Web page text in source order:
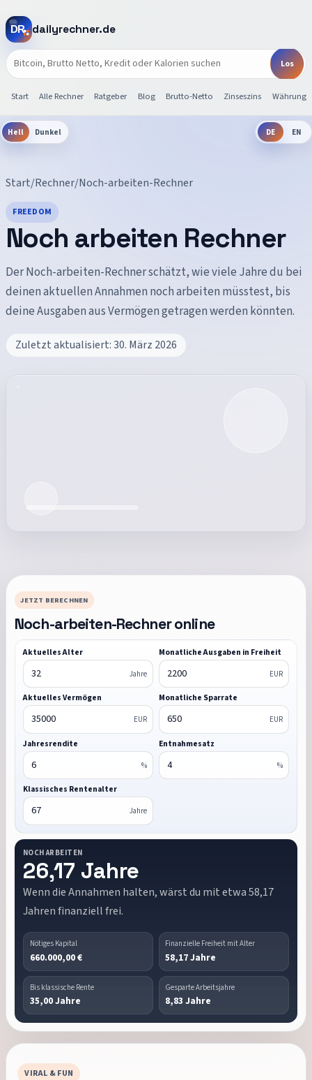
dailyrechner.de
Start Alle Rechner Ratgeber Blog Brutto-Netto Zinseszins
Hell Dunkel DE EN
Start/Rechner/Noch-arbeiten-Rechner
FREEDOM
Noch arbeiten Rechner
Der Noch-arbeiten-Rechner schätzt, wie viele Jahre du bei
deinen aktuellen Annahmen noch arbeiten müsstest, bis
deine Ausgaben aus Vermögen getragen werden könnten.
Zuletzt aktualisiert:30. März 2026
JETZT BERECHNEN
Noch-arbeiten-Rechneronline
Aktuelles Alter
Jahre
Monatliche Ausgaben in Freiheit
EUR
Aktuelles Vermögen
EUR
Monatliche Sparrate
EUR
Jahresrendite
%
Entnahmesatz
%
Klassisches Rentenalter
Jahre
NOCH ARBEITEN
26,17 Jahre
Wenn die Annahmen halten, wärst du mit etwa 58,17
Jahren finanziell frei.
Nötiges Kapital
660.000,00 €
Finanzielle Freiheit mit Alter
58,17 Jahre
Bis klassische Rente
35,00 Jahre
Gesparte Arbeitsjahre
8,83 Jahre
VIRAL & FUN